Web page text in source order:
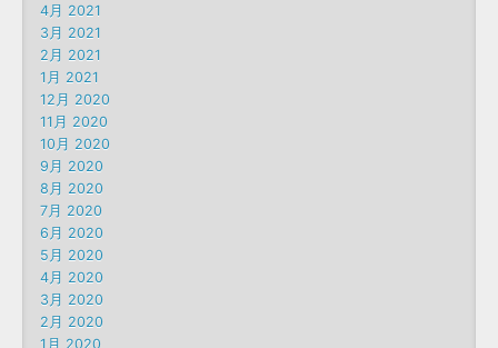
4月 2021
3月 2021
2月 2021
1月 2021
12月 2020
11月 2020
10月 2020
9月 2020
8月 2020
7月 2020
6月 2020
5月 2020
4月 2020
3月 2020
2月 2020
1月 2020